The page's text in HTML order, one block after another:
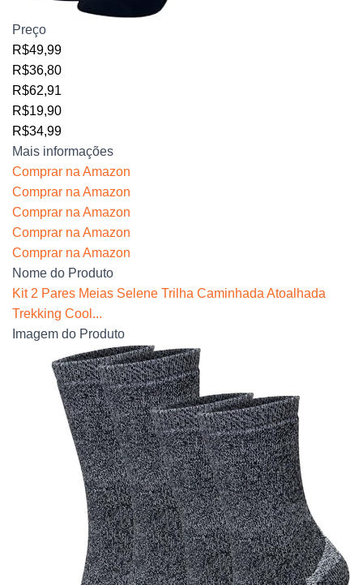
Preço
R$49,99
R$36,80
R$62,91
R$19,90
R$34,99
Mais informações
Comprar na Amazon
Comprar na Amazon
Comprar na Amazon
Comprar na Amazon
Comprar na Amazon
Nome do Produto
Kit 2 Pares Meias Selene Trilha Caminhada Atoalhada
Trekking Cool...
Imagem do Produto